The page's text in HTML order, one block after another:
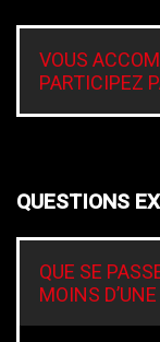
VOUS
PARTICIPEZ
QUESTIONS
QUE SE
MOINS